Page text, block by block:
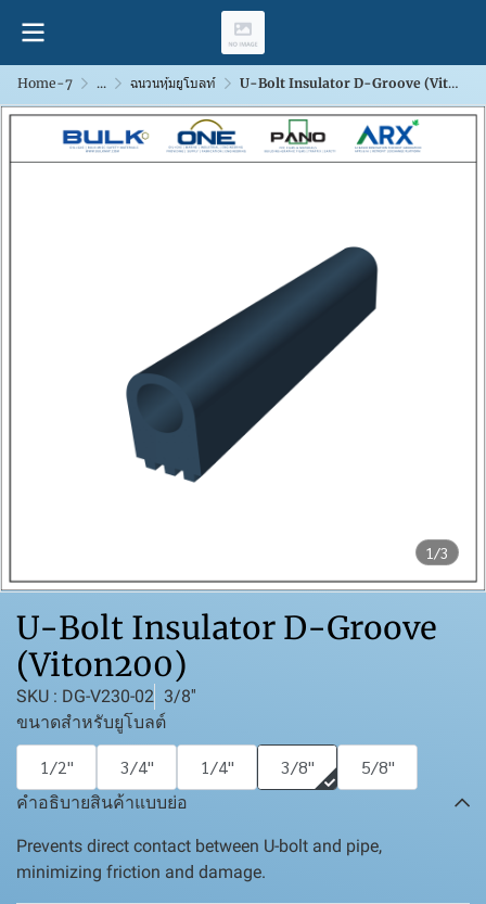
Home-7 ... ฉนวนหุ้มยูโบลท์ U-Bolt Insulator D-Groove (Viton200)
1/3
U-Bolt Insulator D-Groove
(Viton200)
SKU : DG-V230-02 3/8''
ขนาดสำหรับยูโบลต์
1/2'' 3/4'' 1/4'' 3/8'' 5/8''
คำอธิบายสินค้าแบบย่อ
Prevents direct contact between U-bolt and pipe,
minimizing friction and damage.